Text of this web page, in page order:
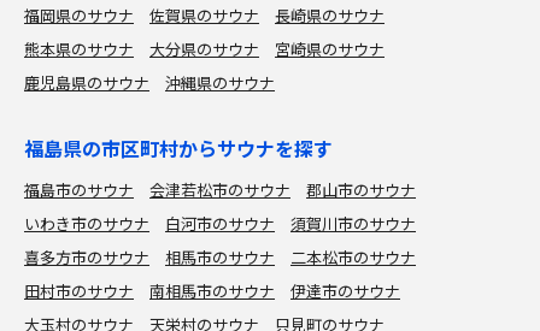
福岡県のサウナ 佐賀県のサウナ
長崎県のサウナ
熊本県のサウナ
大分県のサウナ
宮崎県のサウナ
鹿児島県のサウナ
沖縄県のサウナ
福島県の市区町村からサウナを探す
福島市のサウナ 会津若松市のサウナ
郡山市のサウナ
いわき市のサウナ
白河市のサウナ
須賀川市のサウナ
喜多方市のサウナ
相馬市のサウナ
二本松市のサウナ
田村市のサウナ
南相馬市のサウナ
伊達市のサウナ
大玉村のサウナ
天栄村のサウナ
只見町のサウナ